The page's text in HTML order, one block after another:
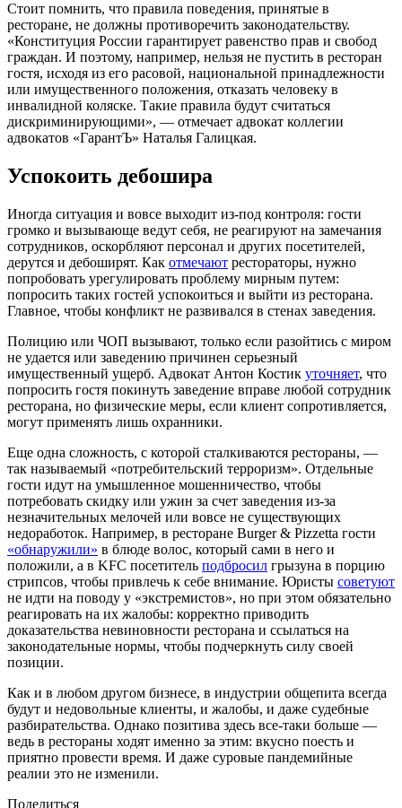
Стоит помнить, что правила поведения, принятые в
ресторане, не должны противоречить законодательству.
«Конституция России гарантирует равенство прав и свобод
граждан. И поэтому, например, нельзя не пустить в ресторан
гостя, исходя из его расовой, национальной принадлежности
или имущественного положения, отказать человеку в
инвалидной коляске. Такие правила будут считаться
дискриминирующими», — отмечает адвокат коллегии
адвокатов «ГарантЪ» Наталья Галицкая.
Успокоить дебошира
Иногда ситуация и вовсе выходит из-под контроля: гости
громко и вызывающе ведут себя, не реагируют на замечания
сотрудников, оскорбляют персонал и других посетителей,
дерутся и дебоширят. Как отмечают рестораторы, нужно
попробовать урегулировать проблему мирным путем:
попросить таких гостей успокоиться и выйти из ресторана.
Главное, чтобы конфликт не развивался в стенах заведения.
Полицию или ЧОП вызывают, только если разойтись с миром
не удается или заведению причинен серьезный
имущественный ущерб. Адвокат Антон Костик уточняет, что
попросить гостя покинуть заведение вправе любой сотрудник
ресторана, но физические меры, если клиент сопротивляется,
могут применять лишь охранники.
Еще одна сложность, с которой сталкиваются рестораны, —
так называемый «потребительский терроризм». Отдельные
гости идут на умышленное мошенничество, чтобы
потребовать скидку или ужин за счет заведения из-за
незначительных мелочей или вовсе не существующих
недоработок. Например, в ресторане Burger & Pizzetta гости
«обнаружили» в блюде волос, который сами в него и
положили, а в KFC посетитель подбросил грызуна в порцию
стрипсов, чтобы привлечь к себе внимание. Юристы советуют
не идти на поводу у «экстремистов», но при этом обязательно
реагировать на их жалобы: корректно приводить
доказательства невиновности ресторана и ссылаться на
законодательные нормы, чтобы подчеркнуть силу своей
позиции.
Как и в любом другом бизнесе, в индустрии общепита всегда
будут и недовольные клиенты, и жалобы, и даже судебные
разбирательства. Однако позитива здесь все-таки больше —
ведь в рестораны ходят именно за этим: вкусно поесть и
приятно провести время. И даже суровые пандемийные
реалии это не изменили.
Поделиться